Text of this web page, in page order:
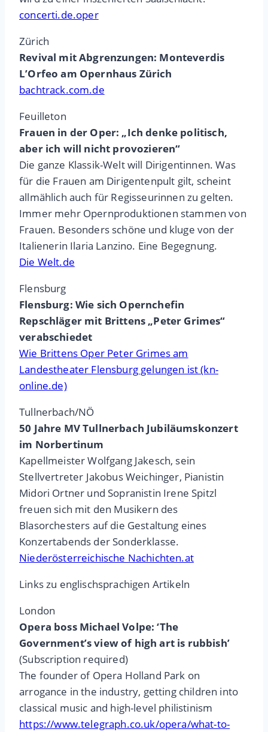
concerti.de.oper
Zürich
Revival mit Abgrenzungen: Monteverdis
L’Orfeo am Opernhaus Zürich
bachtrack.com.de
Feuilleton
Frauen in der Oper: „Ich denke politisch,
aber ich will nicht provozieren“
Die ganze Klassik-Welt will Dirigentinnen. Was
für die Frauen am Dirigentenpult gilt, scheint
allmählich auch für Regisseurinnen zu gelten.
Immer mehr Opernproduktionen stammen von
Frauen. Besonders schöne und kluge von der
Italienerin Ilaria Lanzino. Eine Begegnung.
Die Welt.de
Flensburg
Flensburg: Wie sich Opernchefin
Repschläger mit Brittens „Peter Grimes“
verabschiedet
Wie Brittens Oper Peter Grimes am
Landestheater Flensburg gelungen ist (kn-
online.de)
Tullnerbach/NÖ
50 Jahre MV Tullnerbach Jubiläumskonzert
im Norbertinum
Kapellmeister Wolfgang Jakesch, sein
Stellvertreter Jakobus Weichinger, Pianistin
Midori Ortner und Sopranistin Irene Spitzl
freuen sich mit den Musikern des
Blasorchesters auf die Gestaltung eines
Konzertabends der Sonderklasse.
Niederösterreichische Nachichten.at
Links zu englischsprachigen Artikeln
London
Opera boss Michael Volpe: ‘The
Government’s view of high art is rubbish’
(Subscription required)
The founder of Opera Holland Park on
arrogance in the industry, getting children into
classical music and high-level philistinism
https://www.telegraph.co.uk/opera/what-to-